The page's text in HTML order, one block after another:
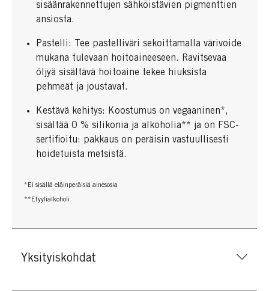
sisäänrakennettujen sähköistävien pigmenttien
ansiosta.
Pastelli: Tee pastelliväri sekoittamalla värivoide
mukana tulevaan hoitoaineeseen. Ravitsevaa
öljyä sisältävä hoitoaine tekee hiuksista
pehmeät ja joustavat.
Kestävä kehitys: Koostumus on vegaaninen*,
sisältää 0 % silikonia ja alkoholia** ja on FSC-
sertifioitu: pakkaus on peräisin vastuullisesti
hoidetuista metsistä.
*Ei sisällä eläinperäisiä ainesosia
**Etyylialkoholi
Yksityiskohdat